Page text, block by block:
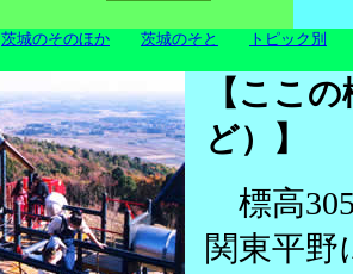
茨城のそのほか 茨城のそと
トピック別
【ここ
ど）】
標高
関東平